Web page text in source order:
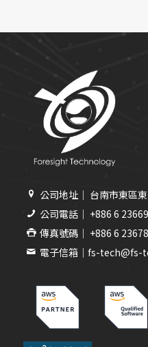
公司地址｜ 台南市東區
公司電話｜ +886 6
傳真號碼｜ +886 6
電子信箱｜fs-